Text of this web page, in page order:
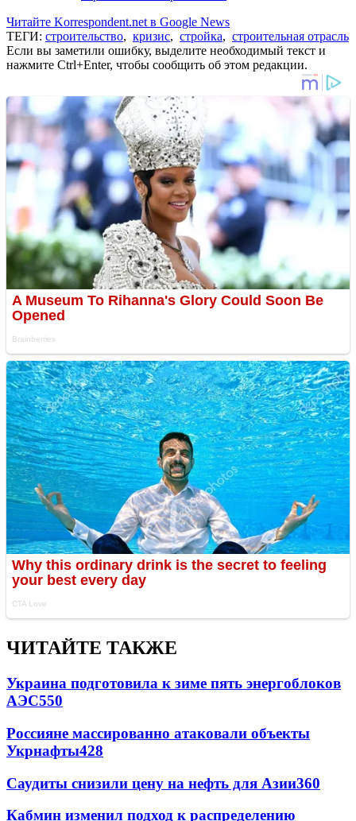
Читайте Korrespondent.net в Google News
ТЕГИ: строительство, кризис, стройка, строительная отрасль
Если вы заметили ошибку, выделите необходимый текст и
нажмите Ctrl+Enter, чтобы сообщить об этом редакции.
ЧИТАЙТЕ ТАКЖЕ
Украина подготовила к зиме пять энергоблоков
АЭС550
Россияне массированно атаковали объекты
Укрнафты428
Саудиты снизили цену на нефть для Азии360
Кабмин изменил подход к распределению